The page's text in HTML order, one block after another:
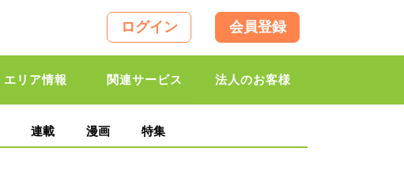
ログイン 会員登録
エリア情報 関連サービス 法人のお客様
連載 漫画 特集